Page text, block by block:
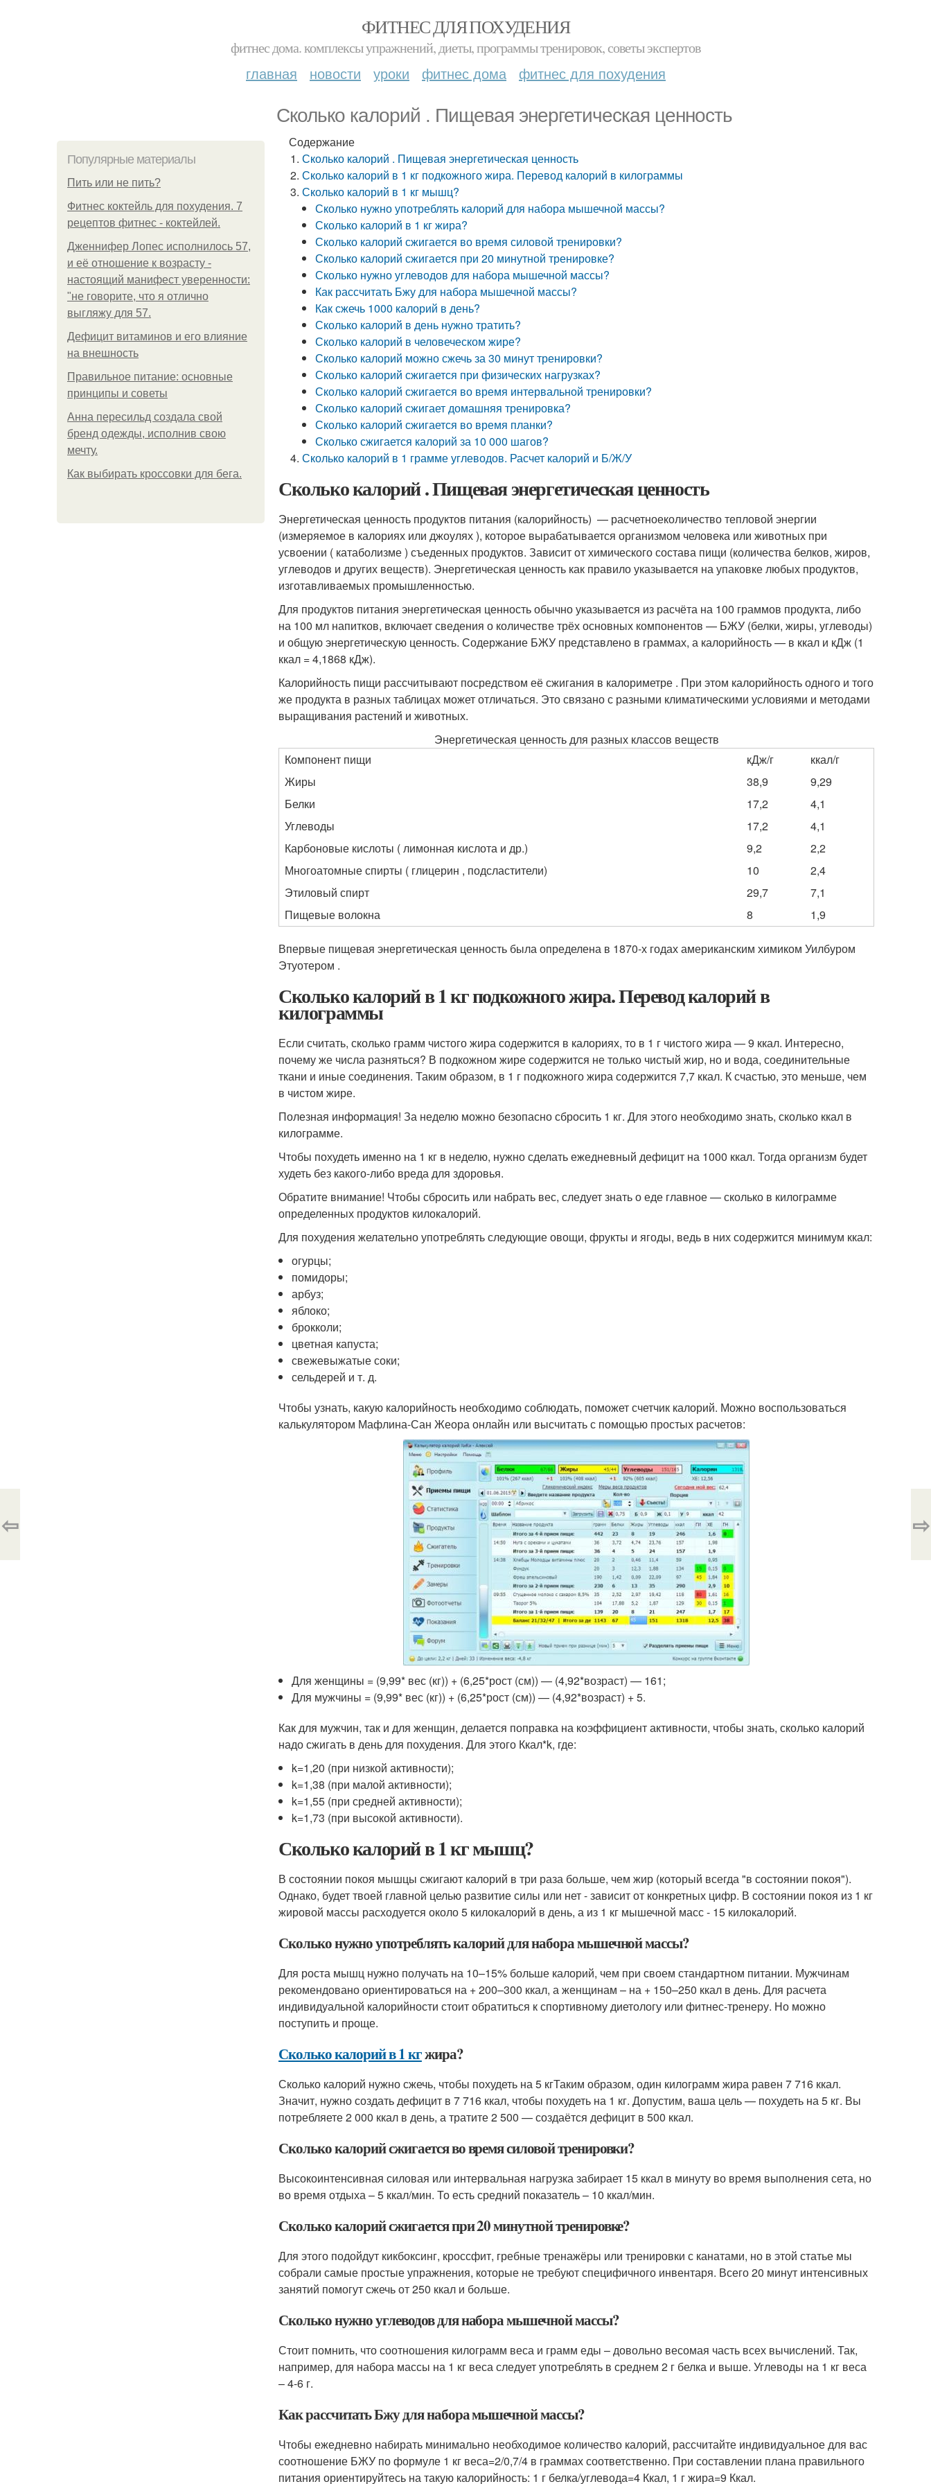
ФИТНЕС ДЛЯ ПОХУДЕНИЯ
фитнес дома. комплексы упражнений, диеты, программы тренировок, советы экспертов
главная новости уроки фитнес дома фитнес для похудения
Сколько калорий . Пищевая энергетическая ценность
Популярные материалы
Пить или не пить?
Фитнес коктейль для похудения. 7
рецептов фитнес - коктейлей.
Дженнифер Лопес исполнилось 57,
и её отношение к возрасту -
настоящий манифест уверенности:
"не говорите, что я отлично
выгляжу для 57.
Дефицит витаминов и его влияние
на внешность
Правильное питание: основные
принципы и советы
Анна пересильд создала свой
бренд одежды, исполнив свою
мечту.
Как выбирать кроссовки для бега.
Содержание
Сколько калорий . Пищевая энергетическая ценность
Сколько калорий в 1 кг подкожного жира. Перевод калорий в килограммы
Сколько калорий в 1 кг мышц?
Сколько нужно употреблять калорий для набора мышечной массы?
Сколько калорий в 1 кг жира?
Сколько калорий сжигается во время силовой тренировки?
Сколько калорий сжигается при 20 минутной тренировке?
Сколько нужно углеводов для набора мышечной массы?
Как рассчитать Бжу для набора мышечной массы?
Как сжечь 1000 калорий в день?
Сколько калорий в день нужно тратить?
Сколько калорий в человеческом жире?
Сколько калорий можно сжечь за 30 минут тренировки?
Сколько калорий сжигается при физических нагрузках?
Сколько калорий сжигается во время интервальной тренировки?
Сколько калорий сжигает домашняя тренировка?
Сколько калорий сжигается во время планки?
Сколько сжигается калорий за 10 000 шагов?
Сколько калорий в 1 грамме углеводов. Расчет калорий и Б/Ж/У
Сколько калорий . Пищевая энергетическая ценность
Энергетическая ценность продуктов питания (калорийность) — расчетноеколичество тепловой энергии
(измеряемое в калориях или джоулях ), которое вырабатывается организмом человека или животных при
усвоении ( катаболизме ) съеденных продуктов. Зависит от химического состава пищи (количества белков, жиров,
углеводов и других веществ). Энергетическая ценность как правило указывается на упаковке любых продуктов,
изготавливаемых промышленностью.
Для продуктов питания энергетическая ценность обычно указывается из расчёта на 100 граммов продукта, либо
на 100 мл напитков, включает сведения о количестве трёх основных компонентов — БЖУ (белки, жиры, углеводы)
и общую энергетическую ценность. Содержание БЖУ представлено в граммах, а калорийность — в ккал и кДж (1
ккал = 4,1868 кДж).
Калорийность пищи рассчитывают посредством её сжигания в калориметре . При этом калорийность одного и того
же продукта в разных таблицах может отличаться. Это связано с разными климатическими условиями и методами
выращивания растений и животных.
Энергетическая ценность для разных классов веществ
Компонент пищи
кДж/г
ккал/г
Жиры
38,9
9,29
Белки
17,2
4,1
Углеводы
17,2
4,1
Карбоновые кислоты ( лимонная кислота и др.)
9,2
2,2
Многоатомные спирты ( глицерин , подсластители)
10
2,4
Этиловый спирт
29,7
7,1
Пищевые волокна
8 1,9
Впервые пищевая энергетическая ценность была определена в 1870-х годах американским химиком Уилбуром
Этуотером .
Сколько калорий в 1 кг подкожного жира. Перевод калорий в
килограммы
Если считать, сколько грамм чистого жира содержится в калориях, то в 1 г чистого жира — 9 ккал. Интересно,
почему же числа разняться? В подкожном жире содержится не только чистый жир, но и вода, соединительные
ткани и иные соединения. Таким образом, в 1 г подкожного жира содержится 7,7 ккал. К счастью, это меньше, чем
в чистом жире.
Полезная информация! За неделю можно безопасно сбросить 1 кг. Для этого необходимо знать, сколько ккал в
килограмме.
Чтобы похудеть именно на 1 кг в неделю, нужно сделать ежедневный дефицит на 1000 ккал. Тогда организм будет
худеть без какого-либо вреда для здоровья.
Обратите внимание! Чтобы сбросить или набрать вес, следует знать о еде главное — сколько в килограмме
определенных продуктов килокалорий.
Для похудения желательно употреблять следующие овощи, фрукты и ягоды, ведь в них содержится минимум ккал:
огурцы;
помидоры;
арбуз;
яблоко;
брокколи;
цветная капуста;
свежевыжатые соки;
сельдерей и т. д.
Чтобы узнать, какую калорийность необходимо соблюдать, поможет счетчик калорий. Можно воспользоваться
калькулятором Мафлина-Сан Жеора онлайн или высчитать с помощью простых расчетов:
Для женщины = (9,99* вес (кг)) + (6,25*рост (см)) — (4,92*возраст) — 161;
Для мужчины = (9,99* вес (кг)) + (6,25*рост (см)) — (4,92*возраст) + 5.
Как для мужчин, так и для женщин, делается поправка на коэффициент активности, чтобы знать, сколько калорий
надо сжигать в день для похудения. Для этого Ккал*k, где:
k=1,20 (при низкой активности);
k=1,38 (при малой активности);
k=1,55 (при средней активности);
k=1,73 (при высокой активности).
Сколько калорий в 1 кг мышц?
В состоянии покоя мышцы сжигают калорий в три раза больше, чем жир (который всегда "в состоянии покоя").
Однако, будет твоей главной целью развитие силы или нет - зависит от конкретных цифр. В состоянии покоя из 1 кг
жировой массы расходуется около 5 килокалорий в день, а из 1 кг мышечной масс - 15 килокалорий.
Сколько нужно употреблять калорий для набора мышечной массы?
Для роста мышц нужно получать на 10–15% больше калорий, чем при своем стандартном питании. Мужчинам
рекомендовано ориентироваться на + 200–300 ккал, а женщинам – на + 150–250 ккал в день. Для расчета
индивидуальной калорийности стоит обратиться к спортивному диетологу или фитнес-тренеру. Но можно
поступить и проще.
Сколько калорий в 1 кгжира?
Сколько калорий нужно сжечь, чтобы похудеть на 5 кгТаким образом, один килограмм жира равен 7 716 ккал.
Значит, нужно создать дефицит в 7 716 ккал, чтобы похудеть на 1 кг. Допустим, ваша цель — похудеть на 5 кг. Вы
потребляете 2 000 ккал в день, а тратите 2 500 — создаётся дефицит в 500 ккал.
Сколько калорий сжигается во время силовой тренировки?
Высокоинтенсивная силовая или интервальная нагрузка забирает 15 ккал в минуту во время выполнения сета, но
во время отдыха – 5 ккал/мин. То есть средний показатель – 10 ккал/мин.
Сколько калорий сжигается при 20 минутной тренировке?
Для этого подойдут кикбоксинг, кроссфит, гребные тренажёры или тренировки с канатами, но в этой статье мы
собрали самые простые упражнения, которые не требуют специфичного инвентаря. Всего 20 минут интенсивных
занятий помогут сжечь от 250 ккал и больше.
Сколько нужно углеводов для набора мышечной массы?
Стоит помнить, что соотношения килограмм веса и грамм еды – довольно весомая часть всех вычислений. Так,
например, для набора массы на 1 кг веса следует употреблять в среднем 2 г белка и выше. Углеводы на 1 кг веса
– 4-6 г.
Как рассчитать Бжу для набора мышечной массы?
Чтобы ежедневно набирать минимально необходимое количество калорий, рассчитайте индивидуальное для вас
соотношение БЖУ по формуле 1 кг веса=2/0,7/4 в граммах соответственно. При составлении плана правильного
питания ориентируйтесь на такую калорийность: 1 г белка/углевода=4 Ккал, 1 г жира=9 Ккал.
⇦ ⇨